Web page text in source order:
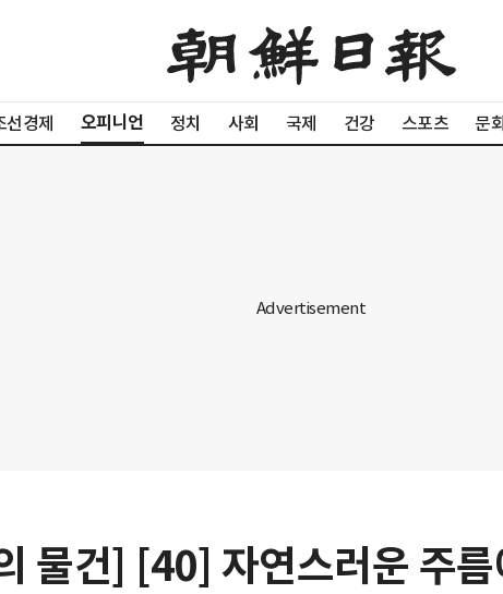
선경제 오피니언 정치 사회 국제 건강 스포츠 문
물건] [40] 자연스러운 주